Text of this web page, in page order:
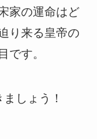
家の運命はど
り来る皇帝の
です。
しょう！